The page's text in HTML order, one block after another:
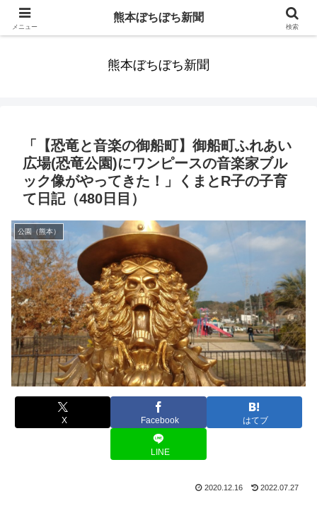
みんなまだ気づかずすごしていたんだわ。ずっといっしょに歩いてゆけるっ
熊本ぼちぼち新聞
「【恐竜と音楽の御船町】御船町ふれあい
広場(恐竜公園)にワンピースの音楽家ブル
ック像がやってきた！」くまとR子の子育
て日記（480日目）
公園（熊本）
X Facebook はてブ
LINE
2020.12.16 2022.07.27
メニュー
熊本ぼちぼち新聞
検索